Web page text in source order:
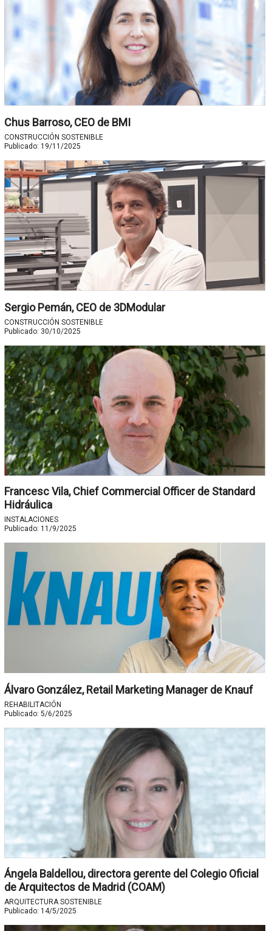
Chus Barroso, CEO de BMI
CONSTRUCCIÓN SOSTENIBLE
Publicado: 19/11/2025
Sergio Pemán, CEO de 3DModular
CONSTRUCCIÓN SOSTENIBLE
Publicado: 30/10/2025
Francesc Vila, Chief Commercial Officer de Standard
Hidráulica
INSTALACIONES
Publicado: 11/9/2025
Álvaro González, Retail Marketing Manager de Knauf
REHABILITACIÓN
Publicado: 5/6/2025
Ángela Baldellou, directora gerente del Colegio Oficial
de Arquitectos de Madrid (COAM)
ARQUITECTURA SOSTENIBLE
Publicado: 14/5/2025